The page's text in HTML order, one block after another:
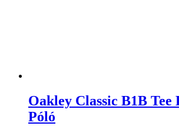
Oakley Classic B1B
Póló